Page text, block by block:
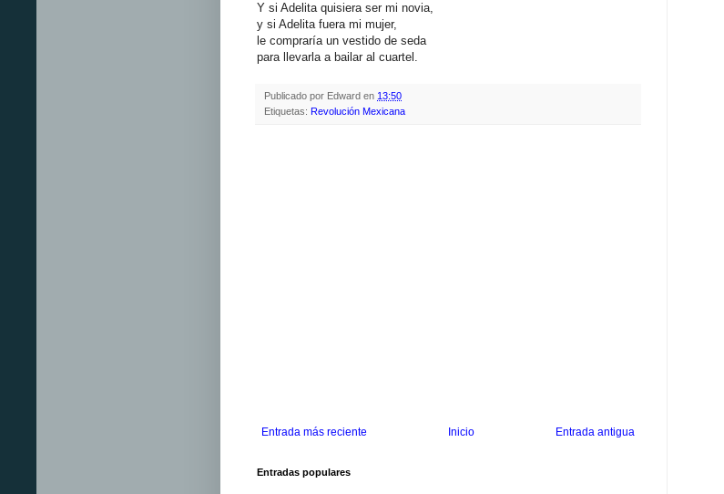
Y si Adelita quisiera ser mi novia,
y si Adelita fuera mi mujer,
le compraría un vestido de seda
para llevarla a bailar al cuartel.
Publicado por Edward en 13:50
Etiquetas: Revolución Mexicana
Entrada más reciente Entrada antigua
Inicio
Entradas populares